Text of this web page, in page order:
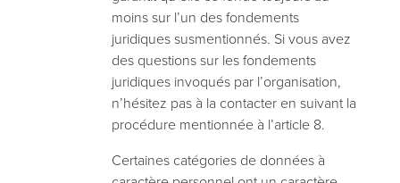
moins sur l’un des fondements
juridiques susmentionnés. Si vous avez
des questions sur les fondements
juridiques invoqués par l’organisation,
n’hésitez pas à la contacter en suivant la
procédure mentionnée à l’article 8.
Certaines catégories de données à